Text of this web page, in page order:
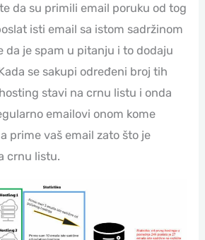
da su primili email poruku od tog
isti email sa istom sadržinom
da je spam u pitanju i to dodaju
se sakupi određeni broj tih
stavi na crnu listu i onda
emailovi onom kome
prime vaš email zato što je
crnu listu.